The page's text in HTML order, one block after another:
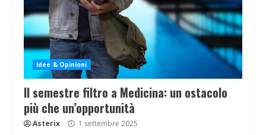
Idee & Opinioni
Il semestre filtro a Medicina: un ostacolo
più che un’opportunità
Asterix 1 settembre 2025